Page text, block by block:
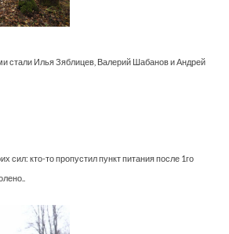
стали Илья Зяблицев, Валерий Шабанов и Андрей
сил: кто-то пропустил пункт питания после 1го